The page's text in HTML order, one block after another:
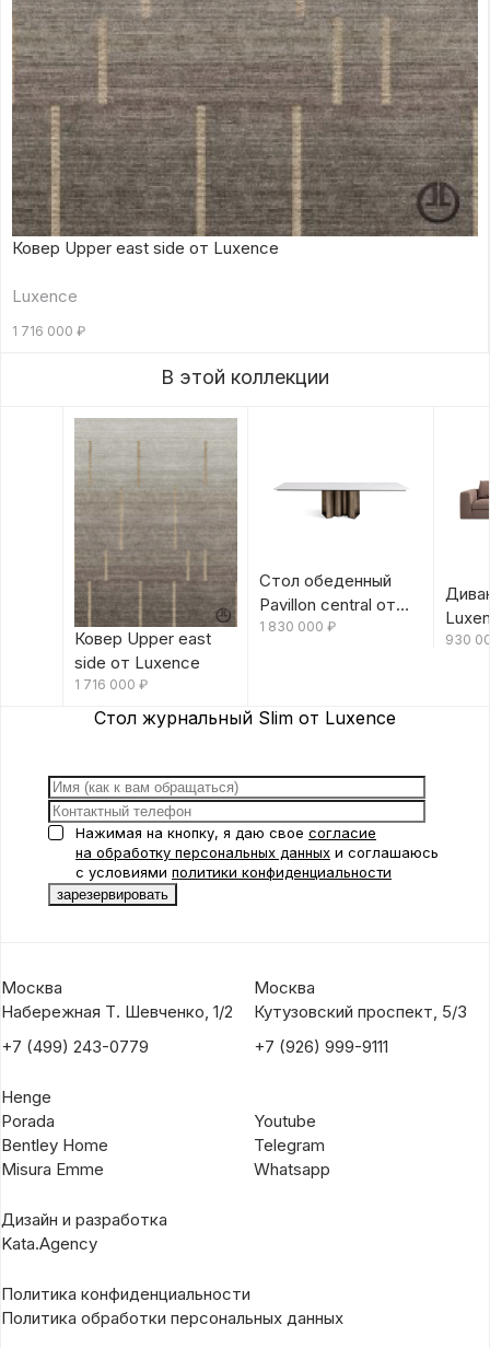
Ковер Upper east side от Luxence
Luxence
1 716 000 ₽
В этой коллекции
Ковер Upper east
side от Luxence
1 716 000 ₽
Стол обеденный
Pavillon central от
Luxence
1 830 000 ₽
930
Стол журнальный Slim от Luxence
Нажимая на кнопку, я даю свое согласие
на обработку персональных данных и соглашаюсь
с условиями политики конфиденциальности
Москва
Набережная Т. Шевченко, 1/2
+7 (499) 243-0779
Москва
Кутузовский проспект, 5/3
+7 (926) 999-9111
Henge
Porada
Bentley Home
Misura Emme
Youtube
Telegram
Whatsapp
Дизайн и разработка
Kata.Agency
Политика конфиденциальности
Политика обработки персональных данных